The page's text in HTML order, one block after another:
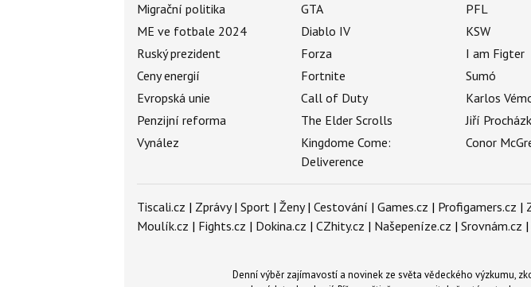
Migrační politika
ME ve fotbale 2024
Ruský prezident
Ceny energií
Evropská unie
Penzijní reforma
Vynález
GTA
Diablo IV
Forza
Fortnite
Call of Duty
The Elder Scrolls
Kingdome Come:
Deliverence
PFL
KSW
I am Figter
Sumó
Karlos
Jiří
Conor
Tiscali.cz | Zprávy| Sport | Ženy| Cestování | Games.cz | Profigamers.cz |
Moulík.cz | Fights.cz | Dokina.cz | CZhity.cz | Našepeníze.cz | Srovnám.cz |
Denní výběr zajímavostí a novinek ze světa vědeckého výzkumu,